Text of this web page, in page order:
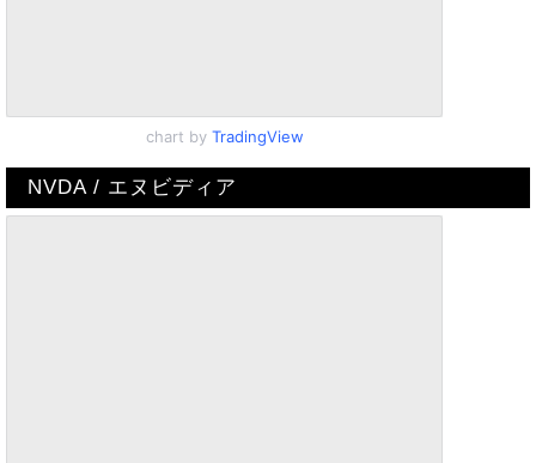
chart by TradingView
NVDA / エヌビディア